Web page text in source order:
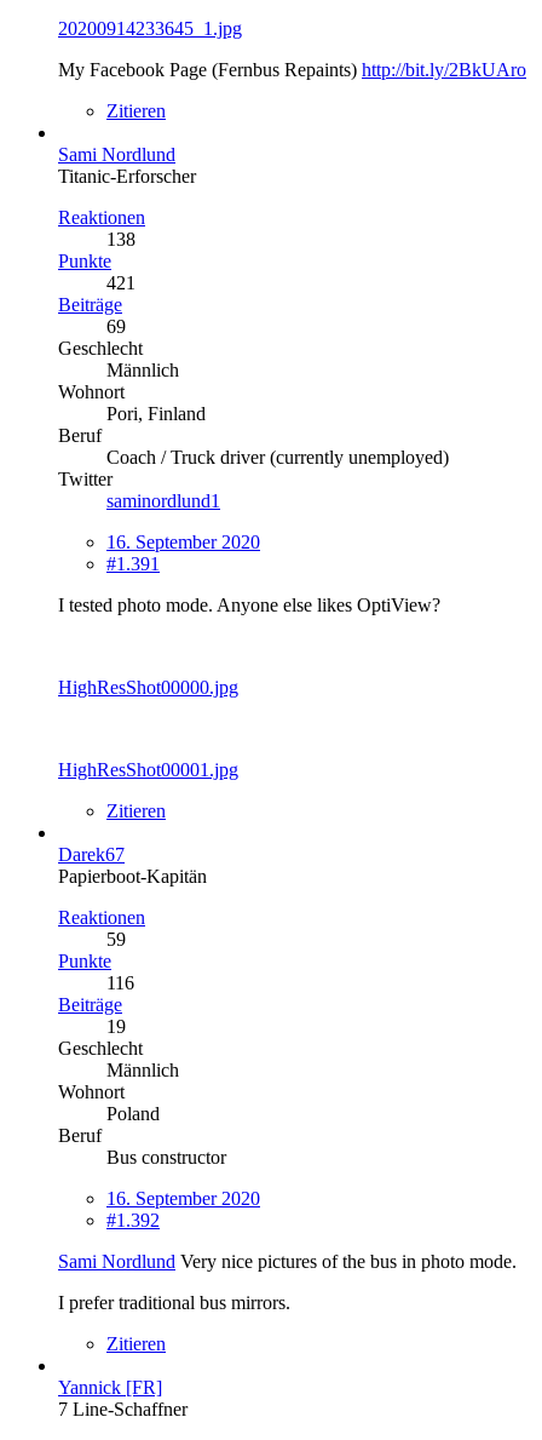
20200914233645_1.jpg
My Facebook Page (Fernbus Repaints) http://bit.ly/2BkUAro
Zitieren
Sami Nordlund
Titanic-Erforscher
Reaktionen
138
Punkte
421
Beiträge
69
Geschlecht
Männlich
Wohnort
Pori, Finland
Beruf
Coach / Truck driver (currently unemployed)
Twitter
saminordlund1
16. September 2020
#1.391
I tested photo mode. Anyone else likes OptiView?
HighResShot00000.jpg
HighResShot00001.jpg
Zitieren
Darek67
Papierboot-Kapitän
Reaktionen
59
Punkte
116
Beiträge
19
Geschlecht
Männlich
Wohnort
Poland
Beruf
Bus constructor
16. September 2020
#1.392
Sami Nordlund Very nice pictures of the bus in photo mode.
I prefer traditional bus mirrors.
Zitieren
Yannick [FR]
7 Line-Schaffner